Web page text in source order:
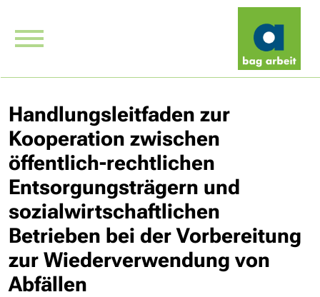
Handlungsleitfaden zur
Kooperation zwischen
öffentlich-rechtlichen
Entsorgungsträgern und
sozialwirtschaftlichen
Betrieben bei der Vorbereitung
zur Wiederverwendung von
Abfällen